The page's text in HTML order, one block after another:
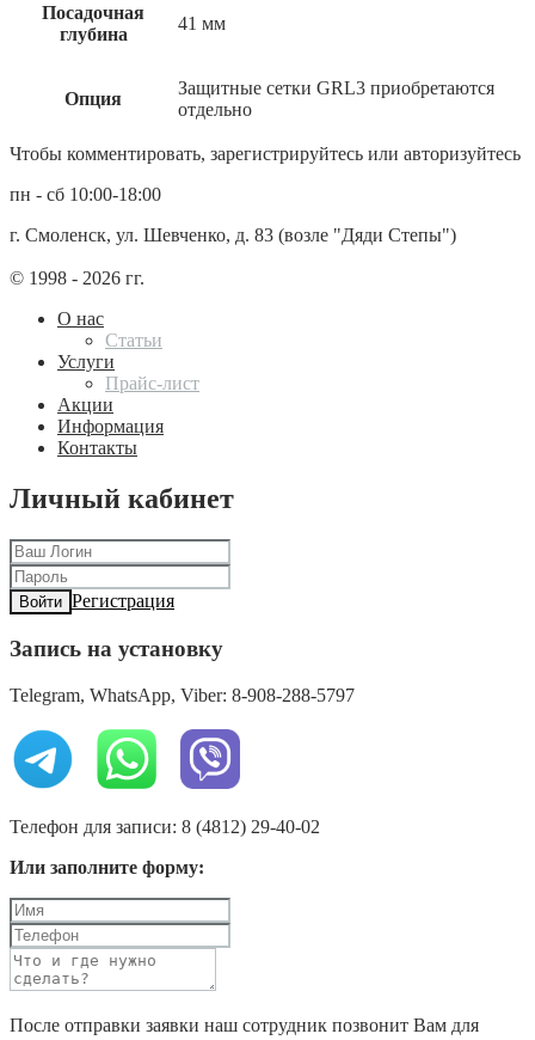
Посадочная
глубина
41 мм
Опция
Защитные сетки GRL3 приобретаются
отдельно
Чтобы комментировать, зарегистрируйтесь или авторизуйтесь
пн - сб 10:00-18:00
г. Смоленск, ул. Шевченко, д. 83 (возле "Дяди Степы")
© 1998 - 2026 гг.
О нас
Статьи
Услуги
Прайс-лист
Акции
Информация
Контакты
Личный кабинет
Войти Регистрация
Запись на установку
Telegram, WhatsApp, Viber: 8-908-288-5797
Телефон для записи: 8 (4812) 29-40-02
Или заполните форму:
После отправки заявки наш сотрудник позвонит Вам для